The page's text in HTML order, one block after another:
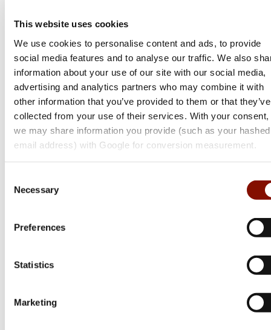
This website uses cookies
We use cookies to personalise content and ads, to provide
social media features and to analyse our traffic. We also
information about your use of our site with our social media,
advertising and analytics partners who may combine it with
other information that you’ve provided to them or that they’ve
collected from your use of their services. With your consent,
we may share information you provide (such as your hashed
email address) with Google for conversion measurement.
Selection
Necessary
Preferences
Statistics
Marketing
Flera varianter
Från 565 kr